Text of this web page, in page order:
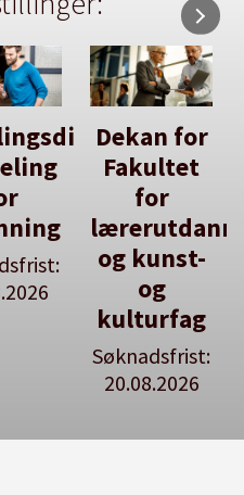
for
Her kan
du utlyse
en ledig
stilling
Se våre
stillingspakker